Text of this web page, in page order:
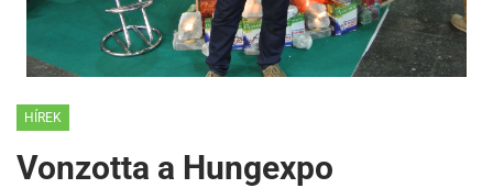
HÍREK
Vonzotta a Hungexpo